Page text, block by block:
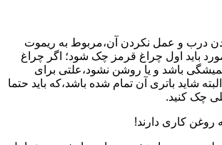
درب و عمل نکردن آن،مربوط به ریموت
باید اول چراغ قرمز چک شود؛ اگر چراغ
باشد و یا روشن نشود،علتی برای
شاید باتری آن تمام شده باشد،که باید حتما
چک کنید.